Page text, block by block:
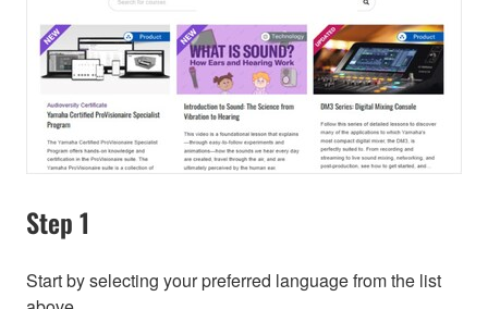
Step 1
Start by selecting your preferred language from the list